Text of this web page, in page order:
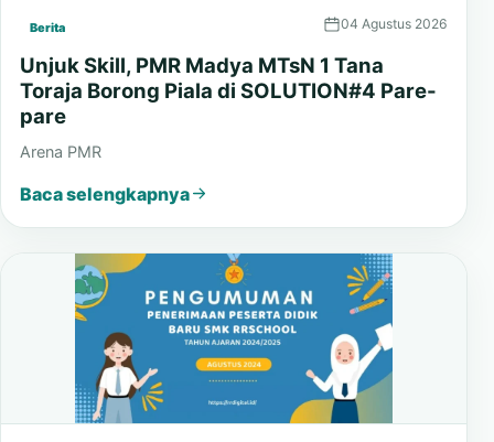
Berita 04 Agustus 2026
Unjuk Skill, PMR Madya MTsN 1 Tana
Toraja Borong Piala di SOLUTION#4 Pare-
pare
Arena PMR
Baca selengkapnya